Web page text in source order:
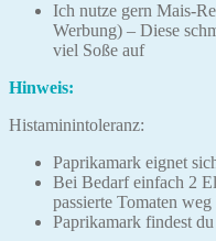
Ich nutze gern Mais-
Werbung) – Diese
viel Soße auf
Hinweis:
Histaminintoleranz:
Paprikamark eignet
Bei Bedarf einfach 2
passierte Tomaten weg
Paprikamark findest